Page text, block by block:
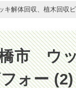
解体回収、植木回収
市 ウ
ォー (2)